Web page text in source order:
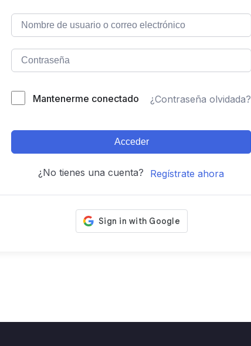
Mantenerme conectado ¿Contraseña olvidada?
Acceder
¿No tienes una cuenta? Regístrate ahora